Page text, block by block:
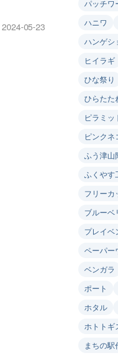
2024-05-23
パッチワ
ハニワ
ハンゲシ
ヒイラギ
ひな祭り
ひらたた
ピラミッ
ピンクネ
ふう津山
ふくやす
フリーカ
ブルーベ
プレイベ
ペーパー
ベンガラ
ポート
ホタル
ホトトギ
まちの駅